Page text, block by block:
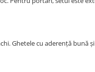
Ghetele cu aderență bună